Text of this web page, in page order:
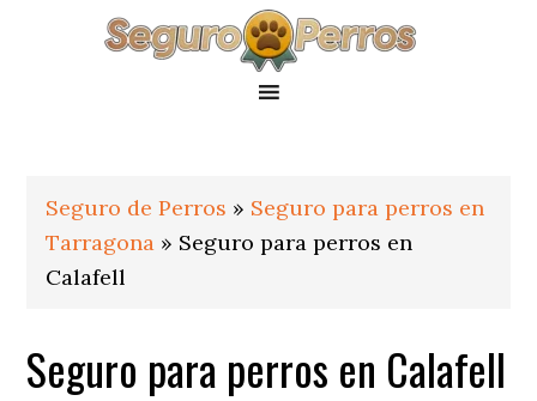
Seguro de Perros » Seguro para perros en
Tarragona » Seguro para perros en
Calafell
Seguro para perros en Calafell